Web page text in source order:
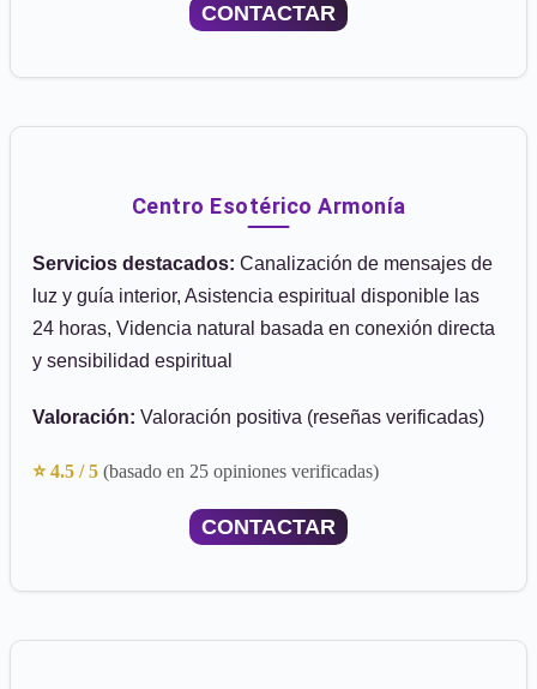
CONTACTAR
Centro Esotérico Armonía
Servicios destacados: Canalización de mensajes de
luz y guía interior, Asistencia espiritual disponible las
24 horas, Videncia natural basada en conexión directa
y sensibilidad espiritual
Valoración: Valoración positiva (reseñas verificadas)
⭐ 4.5 / 5 (basado en 25 opiniones verificadas)
CONTACTAR